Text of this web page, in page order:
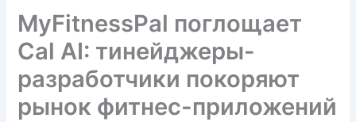
MyFitnessPal поглощает
Cal AI: тинейджеры-
разработчики покоряют
рынок фитнес-приложений